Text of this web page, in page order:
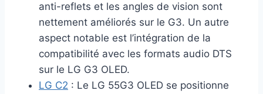
anti-reflets et les angles de vision sont
nettement améliorés sur le G3. Un autre
aspect notable est l’intégration de la
compatibilité avec les formats audio DTS
sur le LG G3 OLED.
LG C2 : Le LG 55G3 OLED se positionne